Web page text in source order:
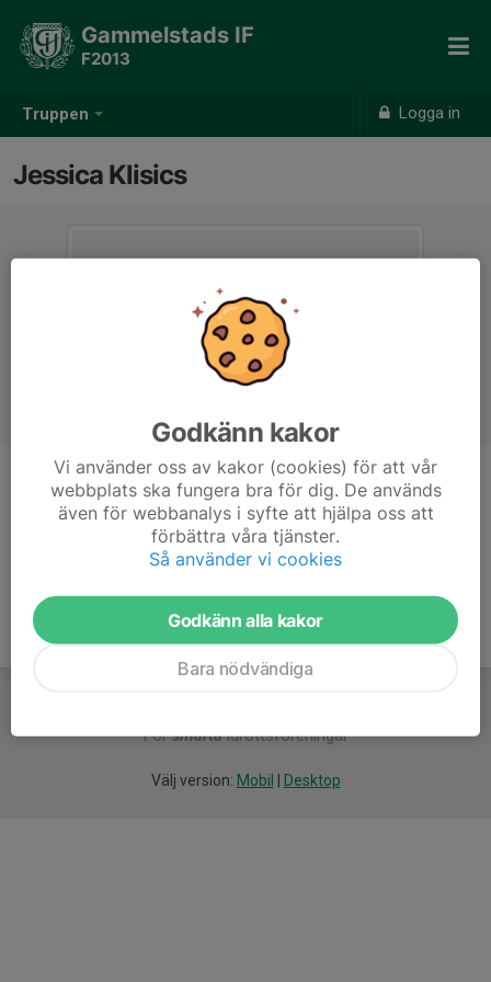
Truppen Logga in
Gammelstads IF
F2013
Jessica Klisics
Titel
Lagledare
Ålder
47 år
Försmartaidrottsföreningar
Välj version: Mobil Desktop
Godkänn kakor
Vi använder oss av kakor (cookies) för att vår
webbplats ska fungera bra för dig. De används
även för webbanalys i syfte att hjälpa oss att
förbättra våra tjänster.
Så använder vi cookies
Godkänn alla kakor
Bara nödvändiga